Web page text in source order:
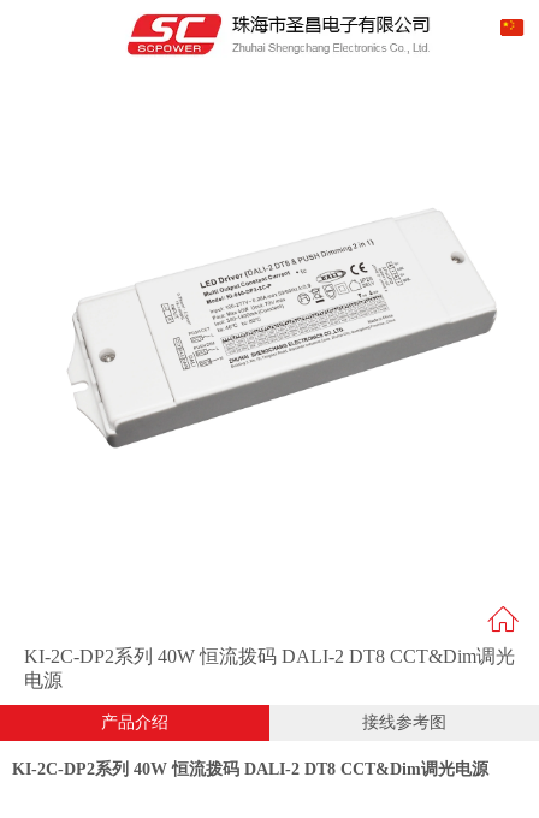
KI-2C-DP2系列 40W 恒流拨码 DALI-2 DT8 CCT&Dim调光
电源
产品介绍 接线参考图
KI-2C-DP2系列 40W 恒流拨码 DALI-2 DT8 CCT&Dim调光电源